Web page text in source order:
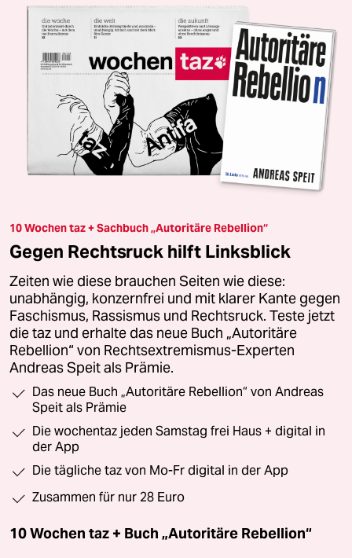
10 Wochen taz + Sachbuch „Autoritäre Rebellion“
Gegen Rechtsruck hilft Linksblick
Zeiten wie diese brauchen Seiten wie diese:
unabhängig, konzernfrei und mit klarer Kante gegen
Faschismus, Rassismus und Rechtsruck. Teste jetzt
die taz und erhalte das neue Buch „Autoritäre
Rebellion“ von Rechtsextremismus-Experten
Andreas Speit als Prämie.
Das neue Buch „Autoritäre Rebellion“ von Andreas
Speit als Prämie
Die wochentaz jeden Samstag frei Haus + digital in
der App
Die tägliche taz von Mo-Fr digital in der App
Zusammen für nur 28 Euro
10 Wochen taz + Buch „Autoritäre Rebellion“